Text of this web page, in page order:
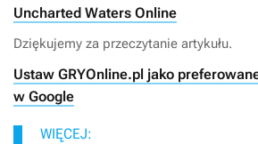
Uncharted Waters Online
Dziękujemy za przeczytanie artykułu.
Ustaw GRYOnline.pl jako
w Google
WIĘCEJ: